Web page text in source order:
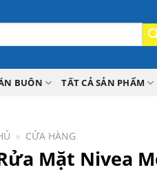
BUÔN TẤT CẢ SẢN PHẨM
» CỬA HÀNG
Mặt Nivea